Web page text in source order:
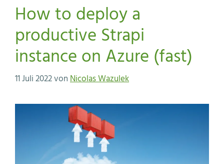
How to deploy a
productive Strapi
instance on Azure (fast)
11 Juli 2022vonNicolas Wazulek